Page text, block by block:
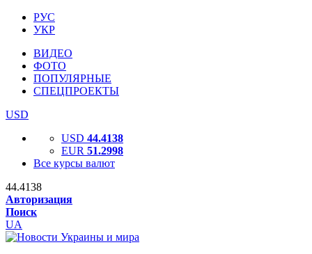
РУС
УКР
ВИДЕО
ФОТО
ПОПУЛЯРНЫЕ
СПЕЦПРОЕКТЫ
USD
USD 44.4138
EUR 51.2998
Все курсы валют
44.4138
Авторизация
Поиск
UA